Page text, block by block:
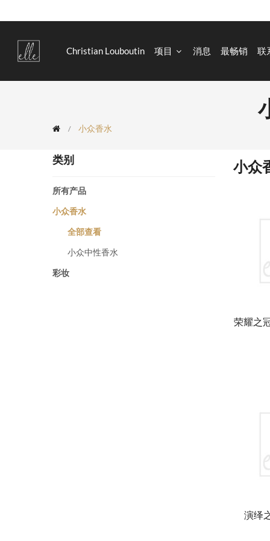
Christian Louboutin 项目 消息 最畅销 联
小众香水
类别
所有产品
小众香水
全部查看
小众中性香水
彩妆
小众
荣耀之
演绎